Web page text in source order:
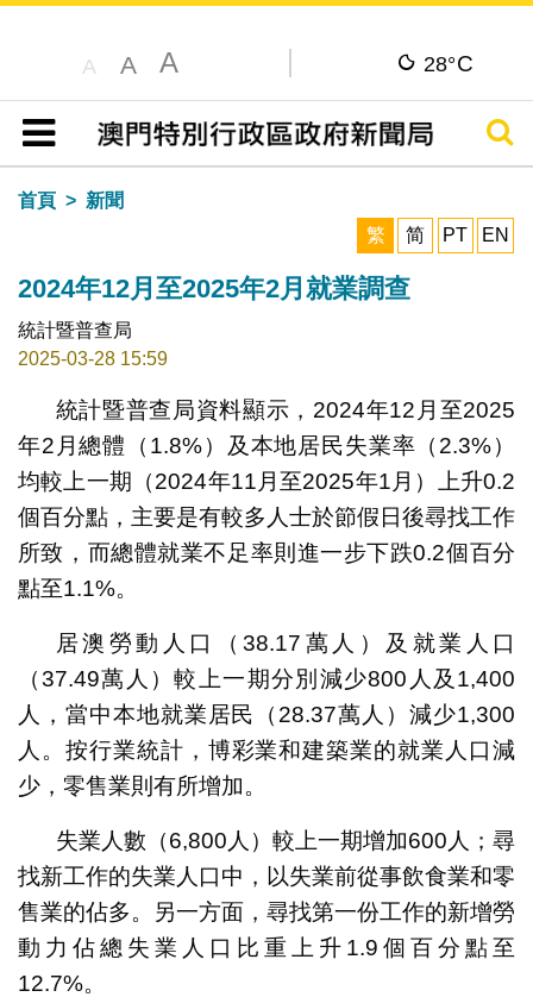
A A A 28°C
目錄
搜尋
首頁
新聞
繁
简 PT EN
2024年12月至2025年2月就業調查
統計暨普查局
2025-03-28 15:59
統計暨普查局資料顯示，2024年12月至2025
年2月總體（1.8%）及本地居民失業率（2.3%）
均較上一期（2024年11月至2025年1月）上升0.2
個百分點，主要是有較多人士於節假日後尋找工作
所致，而總體就業不足率則進一步下跌0.2個百分
點至1.1%。
居澳勞動人口（38.17萬人）及就業人口
（37.49萬人）較上一期分別減少800人及1,400
人，當中本地就業居民（28.37萬人）減少1,300
人。按行業統計，博彩業和建築業的就業人口減
少，零售業則有所增加。
失業人數（6,800人）較上一期增加600人；尋
找新工作的失業人口中，以失業前從事飲食業和零
售業的佔多。另一方面，尋找第一份工作的新增勞
動力佔總失業人口比重上升1.9個百分點至
12.7%。